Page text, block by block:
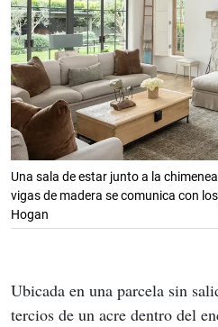
Una sala de estar junto a la
vigas de madera se comunica con
Hogan
Ubicada en una parcela sin
tercios de un acre dentro del